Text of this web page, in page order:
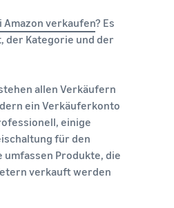
Amazon verkaufen? Es
der Kategorie und der
allen Verkäufern
ein Verkäuferkonto
einige
für den
umfassen Produkte, die
verkauft werden